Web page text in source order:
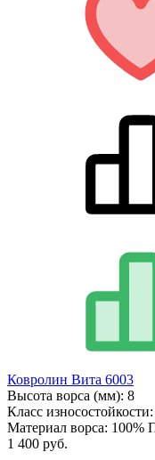
Ковролин Вита 6003
Высота ворса (мм): 8
Класс износостойкости:
Материал ворса: 100%
1 400 руб.